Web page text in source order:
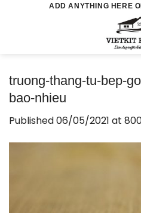
ADD ANYTHING HERE
truong-thang-tu-bep-
bao-nhieu
Published06/05/2021 at